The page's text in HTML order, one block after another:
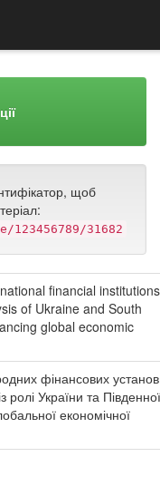
щоб
31682
financial
of Ukraine and South
global economic
фінансових
ролі України та Південної
економічної